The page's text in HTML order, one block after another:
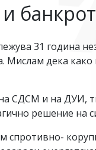
31 година
Мислам дека
СДСМ и на ДУИ,
решение на
спротивно-